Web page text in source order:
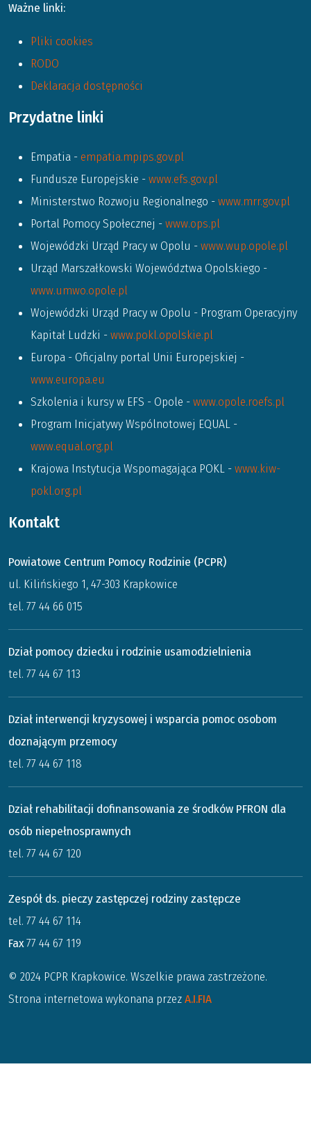
Ważne linki:
Pliki cookies
RODO
Deklaracja dostępności
Przydatne linki
Empatia - empatia.mpips.gov.pl
Fundusze Europejskie -www.efs.gov.pl
Ministerstwo Rozwoju Regionalnego -www.mrr.gov.pl
Portal Pomocy Społecznej -www.ops.pl
Wojewódzki Urząd Pracy w Opolu -www.wup.opole.pl
Urząd Marszałkowski Województwa Opolskiego -
www.umwo.opole.pl
Wojewódzki Urząd Pracy w Opolu - Program Operacyjny
Kapitał Ludzki -www.pokl.opolskie.pl
Europa - Oficjalny portal Unii Europejskiej -
www.europa.eu
Szkolenia i kursy w EFS - Opole -www.opole.roefs.pl
Program Inicjatywy Wspólnotowej EQUAL -
www.equal.org.pl
Krajowa Instytucja Wspomagająca POKL -www.kiw-
pokl.org.pl
Kontakt
Powiatowe Centrum Pomocy Rodzinie (PCPR)
ul. Kilińskiego 1, 47-303 Krapkowice
tel. 77 44 66 015
Dział pomocy dziecku i rodzinie usamodzielnienia
tel. 77 44 67 113
Dział interwencji kryzysowej i wsparcia pomoc osobom
doznającym przemocy
tel. 77 44 67 118
Dział rehabilitacji dofinansowania ze środków PFRON dla
osób niepełnosprawnych
tel. 77 44 67 120
Zespół ds. pieczy zastępczej rodziny zastępcze
tel. 77 44 67 114
Fax77 44 67 119
© 2024 PCPR Krapkowice. Wszelkie prawa zastrzeżone.
Strona internetowa wykonana przezA.I.FIA